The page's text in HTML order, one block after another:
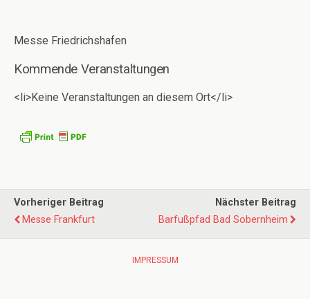
Messe Friedrichshafen
Kommende Veranstaltungen
<li>Keine Veranstaltungen an diesem Ort</li>
Vorheriger Beitrag
Messe Frankfurt
Nächster Beitrag
Barfußpfad Bad Sobernheim
IMPRESSUM